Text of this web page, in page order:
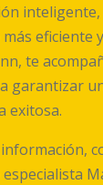
inteligente,
eficiente
te
garantizar
exitosa.